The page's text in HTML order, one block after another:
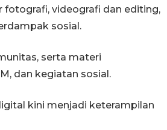
videografi dan editing,
sosial.
serta materi
dan kegiatan sosial.
kini menjadi keterampilan
Kalimantan Barat
di Indonesia